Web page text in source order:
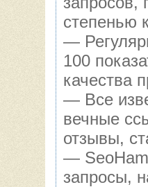
степенью
—
100
качества
— Все
вечные
отзывы,
—
запросы,